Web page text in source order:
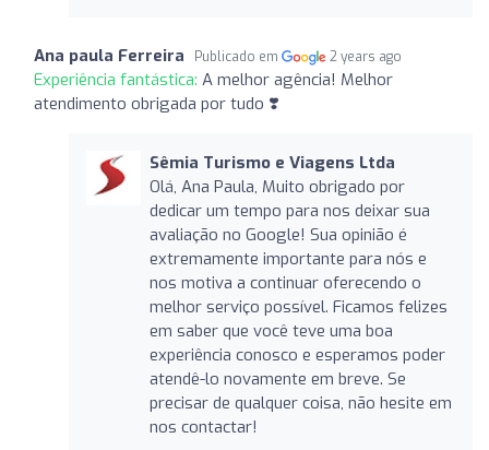
Ana paula Ferreira Publicado em 2 years ago
Experiência fantástica: A melhor agência! Melhor
atendimento obrigada por tudo ❣️
Sêmia Turismo e Viagens Ltda
Olá, Ana Paula, Muito obrigado por
dedicar um tempo para nos deixar sua
avaliação no Google! Sua opinião é
extremamente importante para nós e
nos motiva a continuar oferecendo o
melhor serviço possível. Ficamos felizes
em saber que você teve uma boa
experiência conosco e esperamos poder
atendê-lo novamente em breve. Se
precisar de qualquer coisa, não hesite em
nos contactar!